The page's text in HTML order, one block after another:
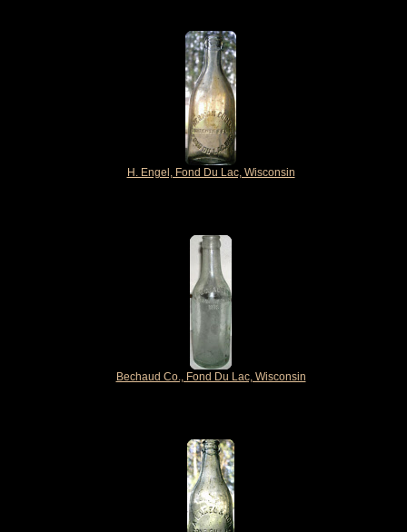
H. Engel, Fond Du Lac, Wisconsin
Bechaud Co., Fond Du Lac, Wisconsin